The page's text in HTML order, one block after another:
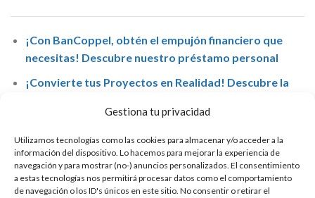
Gestiona tu privacidad
Utilizamos tecnologías como las cookies para almacenar y/o acceder a la
información del dispositivo. Lo hacemos para mejorar la experiencia de
navegación y para mostrar (no-) anuncios personalizados. El consentimiento
a estas tecnologías nos permitirá procesar datos como el comportamiento
de navegación o los ID's únicos en este sitio. No consentir o retirar el
¡Con BanCoppel, obtén el empujón financiero que
necesitas! Descubre nuestro préstamo personal
¡Convierte tus Proyectos en Realidad! Descubre la
Banco Finandina se destaca en el sector financiero por
ofrecer productos adaptados a las necesidades de sus
clientes, y sus préstamos personales no son la excepción.